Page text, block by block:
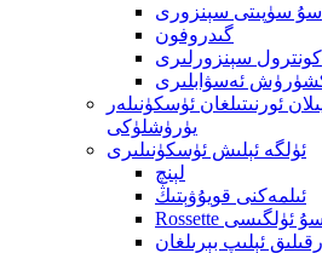
سۇ سۈپىتى سېنزورى
گىدروفون
كونترول سېنزورلىرى
ئەسۋابلىرى
ئورنىتىلغان ئۈسكۈنىلەر
يۈرۈشلۈكى
ئۈلگە ئېلىش ئۈسكۈنىلىرى
لېنچ
ئىلمەكنى قويۇۋېتىڭ
Rossette سۇ ئۈلگىسى
ئېلىپ بېرىلغان